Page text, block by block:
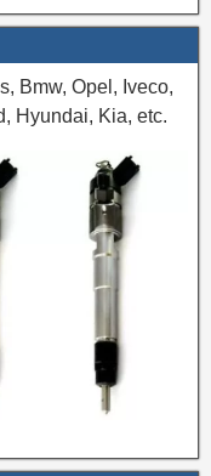
Bmw, Opel, Iveco,
Hyundai, Kia, etc.